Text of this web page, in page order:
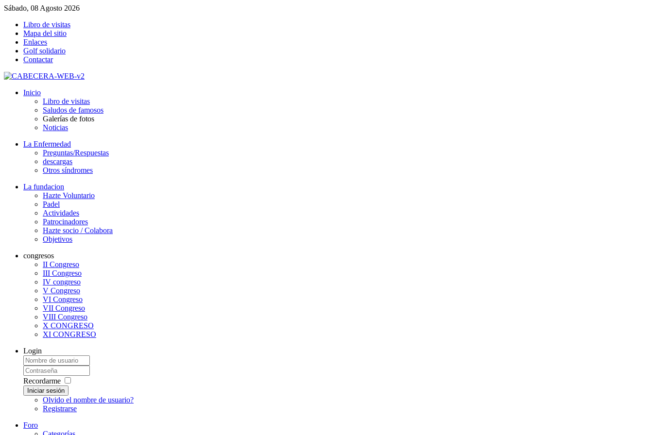
Sábado, 08 Agosto 2026
Libro de visitas
Mapa del sitio
Enlaces
Golf solidario
Contactar
Inicio
Libro de visitas
Saludos de famosos
Galerías de fotos
Noticias
La Enfermedad
Preguntas/Respuestas
descargas
Otros síndromes
La fundacion
Hazte Voluntario
Padel
Actividades
Patrocinadores
Hazte socio / Colabora
Objetivos
congresos
II Congreso
III Congreso
IV congreso
V Congreso
VI Congreso
VII Congreso
VIII Congreso
X CONGRESO
XI CONGRESO
Login
Recordarme
Iniciar sesión
Olvido el nombre de usuario?
Registrarse
Foro